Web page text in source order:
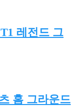
레전드 그
홈 그라운드